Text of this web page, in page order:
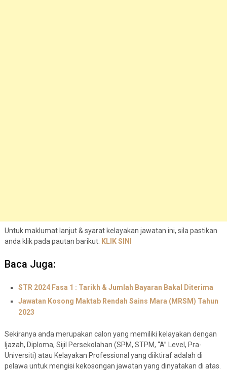
Untuk maklumat lanjut & syarat kelayakan jawatan ini, sila pastikan
anda klik pada pautan barikut: KLIK SINI
Baca Juga:
STR 2024 Fasa 1 : Tarikh & Jumlah Bayaran Bakal Diterima
Jawatan Kosong Maktab Rendah Sains Mara (MRSM) Tahun
2023
Sekiranya anda merupakan calon yang memiliki kelayakan dengan
Ijazah, Diploma, Sijil Persekolahan (SPM, STPM, “A” Level, Pra-
Universiti) atau Kelayakan Professional yang diiktiraf adalah di
pelawa untuk mengisi kekosongan jawatan yang dinyatakan di atas.